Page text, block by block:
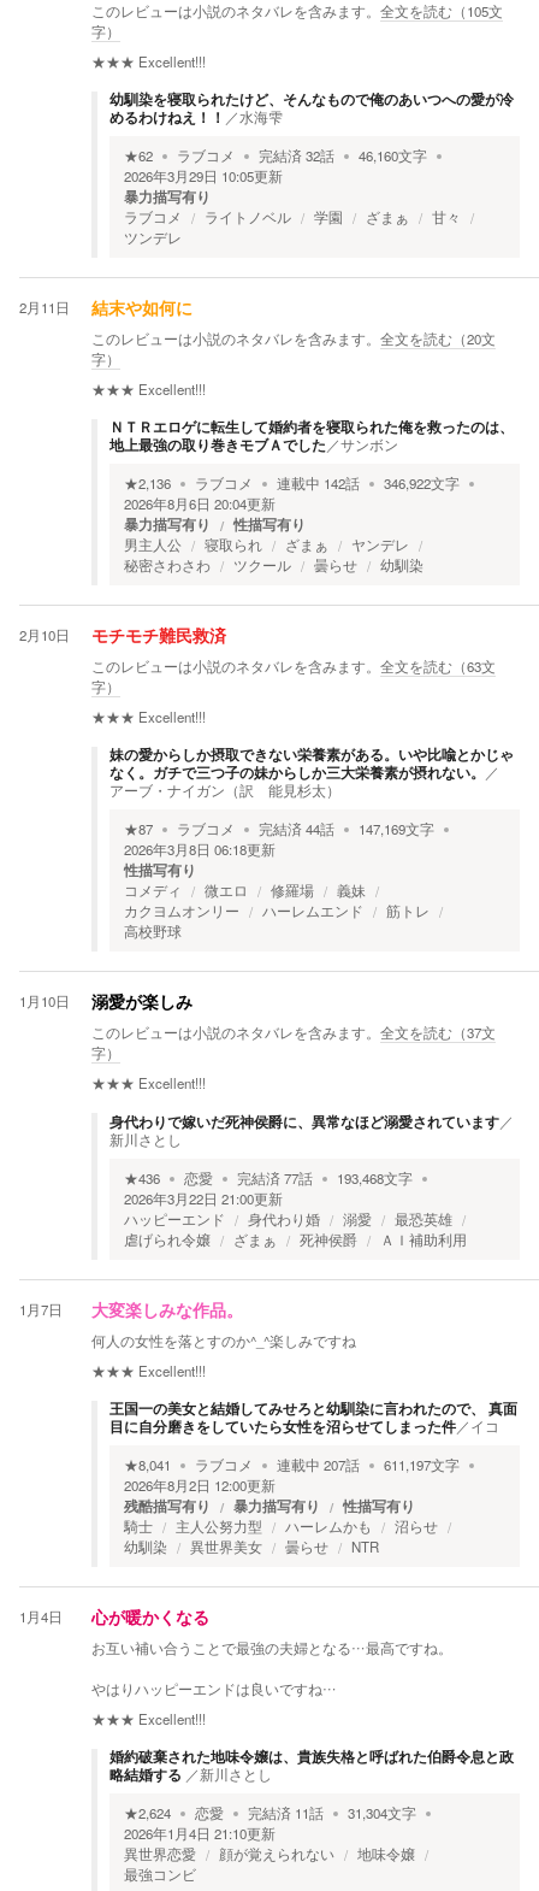
このレビューは小説のネタバレを含みます。 全文を読む（105文
字）
★★★ Excellent!!!
幼馴染を寝取られたけど、そんなもので俺のあいつへの愛が冷
めるわけねえ！！ ／水海雫
★62 ラブコメ 完結済32話 46,160文字
2026年3月29日 10:05更新
暴力描写有り
ラブコメ ライトノベル 学園 ざまぁ
甘々
ツンデレ
2月11日 結末や如何に
このレビューは小説のネタバレを含みます。 全文を読む（20文
字）
★★★ Excellent!!!
ＮＴＲエロゲに転生して婚約者を寝取られた俺を救ったのは、
地上最強の取り巻きモブＡでした ／サンボン
★2,136 ラブコメ 連載中 142話 346,922文字
2026年8月6日 20:04更新
暴力描写有り 性描写有り
男主人公 寝取られ ざまぁ
ヤンデレ
秘密さわさわ
ツクール 曇らせ 幼馴染
2月10日 モチモチ難民救済
このレビューは小説のネタバレを含みます。 全文を読む（63文
字）
★★★ Excellent!!!
妹の愛からしか摂取できない栄養素がある。いや比喩とかじゃ
なく。ガチで三つ子の妹からしか三大栄養素が摂れない。
／
アーブ・ナイガン（訳 能見杉太）
★87 ラブコメ 完結済44話 147,169文字
2026年3月8日 06:18更新
性描写有り
コメディ 微エロ 修羅場
義妹
カクヨムオンリー
ハーレムエンド
筋トレ
高校野球
1月10日 溺愛が楽しみ
このレビューは小説のネタバレを含みます。 全文を読む（37文
字）
★★★ Excellent!!!
身代わりで嫁いだ死神侯爵に、異常なほど溺愛されています／
新川さとし
★436 恋愛 完結済77話 193,468文字
2026年3月22日 21:00更新
ハッピーエンド
身代わり婚 溺愛
最恐英雄
虐げられ令嬢
ざまぁ 死神侯爵 ＡＩ補助利用
1月7日 大変楽しみな作品。
何人の女性を落とすのか^_^楽しみですね
★★★ Excellent!!!
王国一の美女と結婚してみせろと幼馴染に言われたので、 真面
目に自分磨きをしていたら女性を沼らせてしまった件／イコ
★8,041 ラブコメ 連載中 207話 611,197文字
2026年8月2日 12:00更新
残酷描写有り 暴力描写有り 性描写有り
騎士 主人公努力型 ハーレムかも
沼らせ
幼馴染
異世界美女 曇らせ NTR
1月4日 心が暖かくなる
お互い補い合うことで最強の夫婦となる…最高ですね。
やはりハッピーエンドは良いですね…
★★★ Excellent!!!
婚約破棄された地味令嬢は、貴族失格と呼ばれた伯爵令息と政
略結婚する ／新川さとし
★2,624 恋愛 完結済 11話 31,304文字
2026年1月4日 21:10更新
異世界恋愛
顔が覚えられない
地味令嬢
最強コンビ